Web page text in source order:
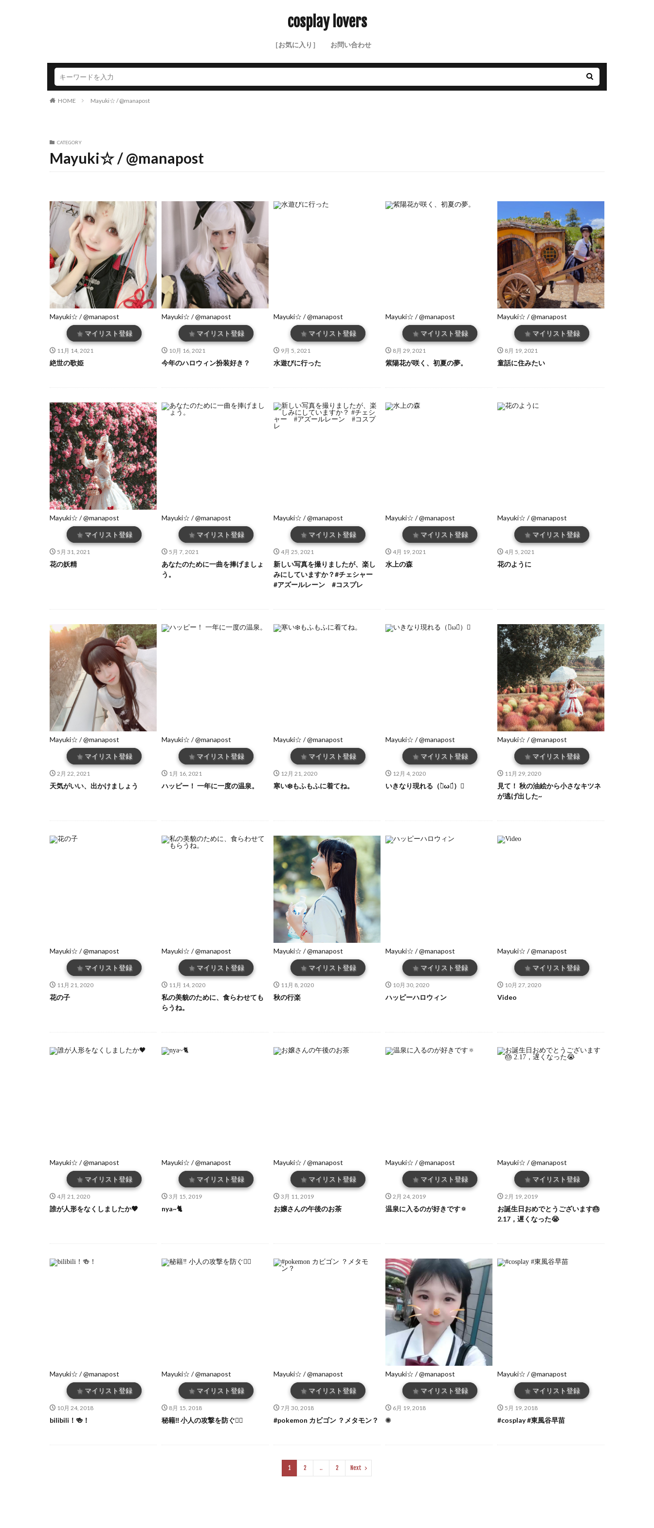
cosplay lovers
［お気に入り］ お問い合わせ
HOME Mayuki☆ / @manapost
CATEGORY
Mayuki☆ / @manapost
Mayuki☆ / @manapost
★ マイリスト登録
11月 14, 2021
絶世の歌姫
Mayuki☆ / @manapost
★ マイリスト登録
10月 16, 2021
今年のハロウィン扮装好き？
Mayuki☆ / @manapost
★ マイリスト登録
9月 5, 2021
水遊びに行った
Mayuki☆ / @manapost
★ マイリスト登録
8月 29, 2021
紫陽花が咲く、初夏の夢。
Mayuki☆ / @manapost
★ マイリスト登録
8月 19, 2021
童話に住みたい
Mayuki☆ / @manapost
★ マイリスト登録
5月 31, 2021
花の妖精
Mayuki☆ / @manapost
★ マイリスト登録
5月 7, 2021
あなたのために一曲を捧げましょ
う。
Mayuki☆ / @manapost
★ マイリスト登録
4月 25, 2021
新しい写真を撮りましたが、楽し
みにしていますか？#チェシャー
#アズールレーン #コスプレ
Mayuki☆ / @manapost
★ マイリスト登録
4月 19, 2021
水上の森
Mayuki☆ / @manapost
★ マイリスト登録
4月 5, 2021
花のように
Mayuki☆ / @manapost
★ マイリスト登録
2月 22, 2021
天気がいい、出かけましょう
Mayuki☆ / @manapost
★ マイリスト登録
1月 16, 2021
ハッピー！ 一年に一度の温泉。
Mayuki☆ / @manapost
★ マイリスト登録
12月 21, 2020
寒い❄️もふもふに着てね。
Mayuki☆ / @manapost
★ マイリスト登録
12月 4, 2020
いきなり現れる（・̀ω・́）✧
Mayuki☆ / @manapost
★ マイリスト登録
11月 29, 2020
見て！ 秋の油絵から小さなキツネ
が逃げ出した~
Mayuki☆ / @manapost
★ マイリスト登録
11月 21, 2020
花の子
Mayuki☆ / @manapost
★ マイリスト登録
11月 14, 2020
私の美貌のために、食らわせても
らうね。
Mayuki☆ / @manapost
★ マイリスト登録
11月 8, 2020
秋の行楽
Mayuki☆ / @manapost
★ マイリスト登録
10月 30, 2020
ハッピーハロウィン
Mayuki☆ / @manapost
★ マイリスト登録
10月 27, 2020
Video
Mayuki☆ / @manapost
★ マイリスト登録
4月 21, 2020
誰が人形をなくしましたか🖤
Mayuki☆ / @manapost
★ マイリスト登録
3月 15, 2019
nya~🐈
Mayuki☆ / @manapost
★ マイリスト登録
3月 11, 2019
お嬢さんの午後のお茶
Mayuki☆ / @manapost
★ マイリスト登録
2月 24, 2019
温泉に入るのが好きです🔅
Mayuki☆ / @manapost
★ マイリスト登録
2月 19, 2019
お誕生日おめでとうございます🎂
2.17，遅くなった😭
Mayuki☆ / @manapost
★ マイリスト登録
10月 24, 2018
bilibili！🍻！
Mayuki☆ / @manapost
★ マイリスト登録
8月 15, 2018
秘籍‼️ 小人の攻撃を防ぐ👌🏻
Mayuki☆ / @manapost
★ マイリスト登録
7月 30, 2018
#pokemon カビゴン ？メタモン？
Mayuki☆ / @manapost
★ マイリスト登録
6月 19, 2018
☀
Mayuki☆ / @manapost
★ マイリスト登録
5月 19, 2018
#cosplay #東風谷早苗
1 2 .. 2 Next